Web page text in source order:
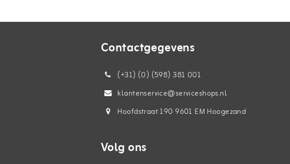
Contactgegevens
(+31) (0) (598) 381 001
klantenservice@serviceshops.nl
Hoofdstraat 190 9601 EM Hoogezand
Volg ons